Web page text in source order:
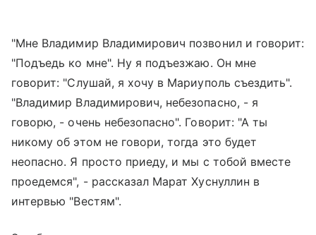
"Мне Владимир Владимирович позвонил и говорит:
"Подъедь ко мне". Ну я подъезжаю. Он мне
говорит: "Слушай, я хочу в Мариуполь съездить".
"Владимир Владимирович, небезопасно, - я
говорю, - очень небезопасно". Говорит: "А ты
никому об этом не говори, тогда это будет
неопасно. Я просто приеду, и мы с тобой вместе
проедемся", - рассказал Марат Хуснуллин в
интервью "Вестям".